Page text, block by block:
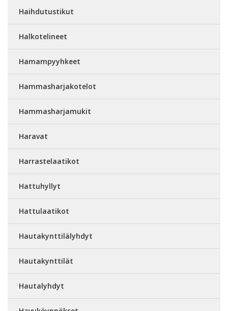
Haihdutustikut
Halkotelineet
Hamampyyhkeet
Hammasharjakotelot
Hammasharjamukit
Haravat
Harrastelaatikot
Hattuhyllyt
Hattulaatikot
Hautakynttilälyhdyt
Hautakynttilät
Hautalyhdyt